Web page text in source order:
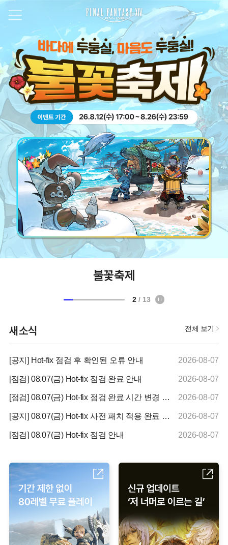
불꽃축제
2 / 13
새소식 전체 보기
[공지] Hot-fix 점검 후 확인된 오류 안내 2026-08-07
[점검] 08.07(금) Hot-fix 점검 완료 안내 2026-08-07
[점검] 08.07(금) Hot-fix 점검 완료 시간 변경 안내 2026-08-07
[공지] 08.07(금) Hot-fix 사전 패치 적용 완료 안내 2026-08-07
[점검] 08.07(금) Hot-fix 점검 안내 2026-08-07